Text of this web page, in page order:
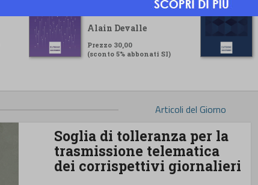
Reporting Standard
Alain Devalle
Prezzo 30,00
(sconto 5% abbonati SI)
Articoli del Giorno
Soglia di tolleranza per la
trasmissione telematica
dei corrispettivi giornalieri